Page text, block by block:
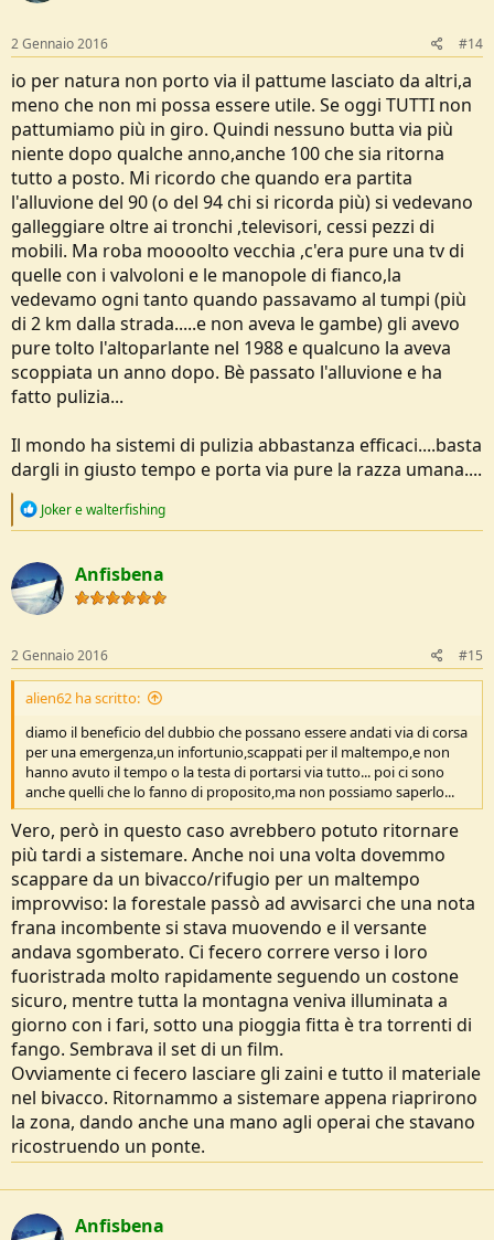
2 Gennaio 2016 #14
io per natura non porto via il pattume lasciato da altri,a
meno che non mi possa essere utile. Se oggi TUTTI non
pattumiamo più in giro. Quindi nessuno butta via più
niente dopo qualche anno,anche 100 che sia ritorna
tutto a posto. Mi ricordo che quando era partita
l'alluvione del 90 (o del 94 chi si ricorda più) si vedevano
galleggiare oltre ai tronchi ,televisori, cessi pezzi di
mobili. Ma roba moooolto vecchia ,c'era pure una tv di
quelle con i valvoloni e le manopole di fianco,la
vedevamo ogni tanto quando passavamo al tumpi (più
di 2 km dalla strada.....e non aveva le gambe) gli avevo
pure tolto l'altoparlante nel 1988 e qualcuno la aveva
scoppiata un anno dopo. Bè passato l'alluvione e ha
fatto pulizia...
Il mondo ha sistemi di pulizia abbastanza efficaci....basta
dargli in giusto tempo e porta via pure la razza umana....
R
c
t
i
o
s
:
Jokerewalterfishing
Anfisbena
2 Gennaio 2016 #15
alien62 ha scritto:
diamo il beneficio del dubbio che possano essere andati via di corsa
per una emergenza,un infortunio,scappati per il maltempo,e non
hanno avuto il tempo o la testa di portarsi via tutto... poi ci sono
anche quelli che lo fanno di proposito,ma non possiamo saperlo...
Vero, però in questo caso avrebbero potuto ritornare
più tardi a sistemare. Anche noi una volta dovemmo
scappare da un bivacco/rifugio per un maltempo
improvviso: la forestale passò ad avvisarci che una nota
frana incombente si stava muovendo e il versante
andava sgomberato. Ci fecero correre verso i loro
fuoristrada molto rapidamente seguendo un costone
sicuro, mentre tutta la montagna veniva illuminata a
giorno con i fari, sotto una pioggia fitta è tra torrenti di
fango. Sembrava il set di un film.
Ovviamente ci fecero lasciare gli zaini e tutto il materiale
nel bivacco. Ritornammo a sistemare appena riaprirono
la zona, dando anche una mano agli operai che stavano
ricostruendo un ponte.
Anfisbena